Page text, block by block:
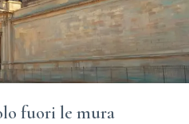
fuori le mura